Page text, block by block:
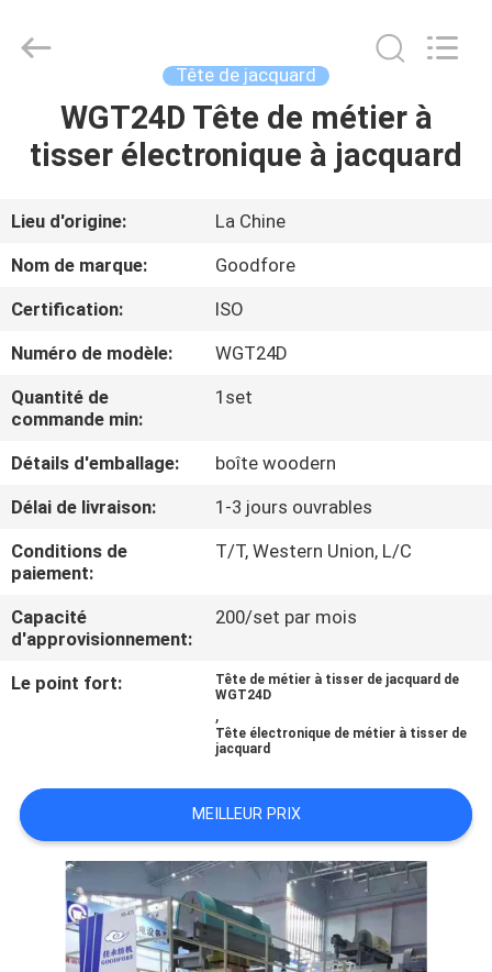
LA
PRODUITS
À
DE
NOUS
VISITE
DE
L'USINE
LA
QUALITÉ
NOUS
CONTACTER
Goodfore
Tête de jacquard
WGT24D Tête de métier à
tisser électronique à jacquard
Lieu d'origine:
La Chine
Nom de marque:
Goodfore
Certification:
ISO
Numéro de modèle:
WGT24D
Quantité de
commande min:
1set
Détails d'emballage:
boîte woodern
Délai de livraison:
1-3 jours ouvrables
Conditions de
paiement:
T/T, Western Union, L/C
Capacité
d'approvisionnement:
200/set par mois
Le point fort:
Tête de métier à tisser de jacquard de
WGT24D
,
Tête électronique de métier à tisser de
jacquard
MEILLEUR PRIX